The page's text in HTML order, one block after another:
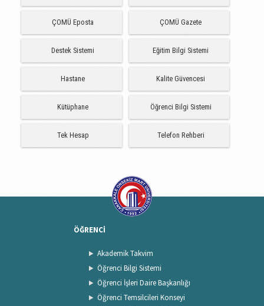
ÇOMÜ Eposta ÇOMÜ Gazete
Destek Sistemi Eğitim Bilgi Sistemi
Hastane Kalite Güvencesi
Kütüphane Öğrenci Bilgi Sistemi
Tek Hesap Telefon Rehberi
ÖĞRENCİ
Akademik Takvim
Öğrenci Bilgi Sistemi
Öğrenci İşleri Daire Başkanlığı
Öğrenci Temsilcileri Konseyi